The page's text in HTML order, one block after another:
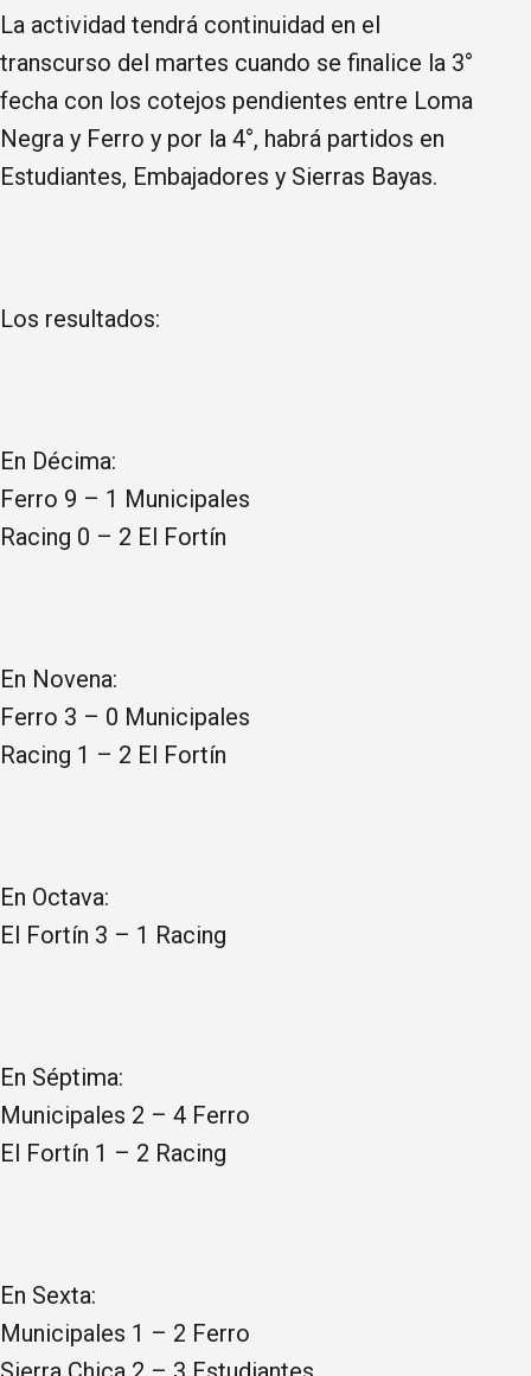
La actividad tendrá continuidad en el
transcurso del martes cuando se finalice la 3°
fecha con los cotejos pendientes entre Loma
Negra y Ferro y por la 4°, habrá partidos en
Estudiantes, Embajadores y Sierras Bayas.
Los resultados:
En Décima:
Ferro 9 – 1 Municipales
Racing 0 – 2 El Fortín
En Novena:
Ferro 3 – 0 Municipales
Racing 1 – 2 El Fortín
En Octava:
El Fortín 3 – 1 Racing
En Séptima:
Municipales 2 – 4 Ferro
El Fortín 1 – 2 Racing
En Sexta:
Municipales 1 – 2 Ferro